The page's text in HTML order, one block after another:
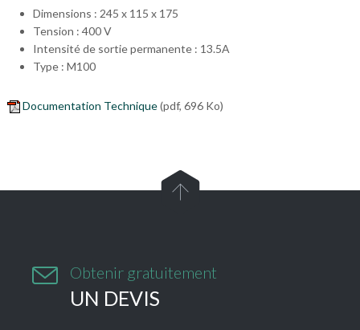
Dimensions : 245 x 115 x 175
Tension : 400 V
Intensité de sortie permanente : 13.5A
Type : M100
Documentation Technique(pdf, 696 Ko)

 Obtenir gratuitement
UN DEVIS